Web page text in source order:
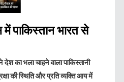
पाकिस्तान भारत से
का भला चाहने वाला पाकिस्तानी
की स्थिति और प्रति व्यक्ति आय में